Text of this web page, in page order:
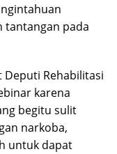
tantangan pada
Rehabilitasi
karena
begitu sulit
narkoba,
untuk dapat